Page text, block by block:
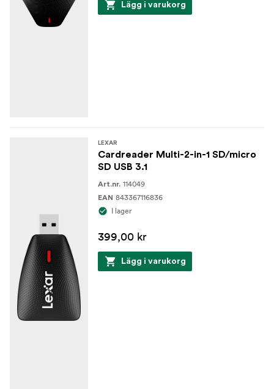
Lägg i varukorg
LEXAR
Cardreader Multi-2-in-1 SD/micro
SD USB 3.1
Art.nr. 114049
EAN 843367116836
I lager
399,00 kr
Lägg i varukorg